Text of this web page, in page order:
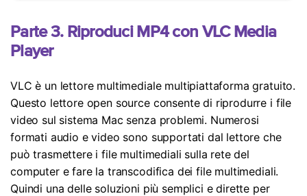
Parte 3. Riproduci MP4 con VLC Media
Player
VLC è un lettore multimediale multipiattaforma gratuito.
Questo lettore open source consente di riprodurre i file
video sul sistema Mac senza problemi. Numerosi
formati audio e video sono supportati dal lettore che
può trasmettere i file multimediali sulla rete del
computer e fare la transcodifica dei file multimediali.
Quindi una delle soluzioni più semplici e dirette per